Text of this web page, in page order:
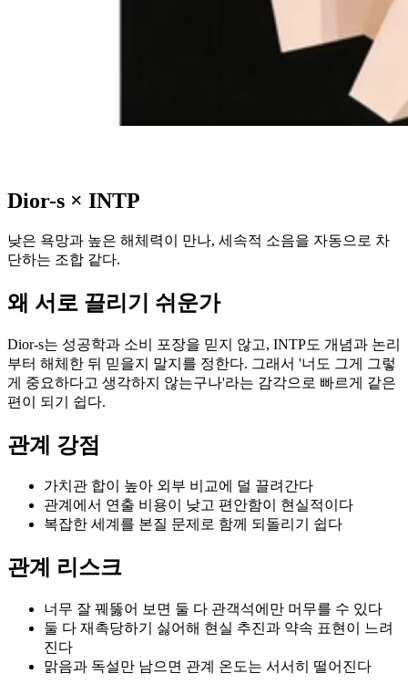
Dior-s × INTP
낮은 욕망과 높은 해체력이 만나, 세속적 소음을 자동으로 차
단하는 조합 같다.
왜 서로 끌리기 쉬운가
Dior-s는 성공학과 소비 포장을 믿지 않고, INTP도 개념과 논리
부터 해체한 뒤 믿을지 말지를 정한다. 그래서 '너도 그게 그렇
게 중요하다고 생각하지 않는구나'라는 감각으로 빠르게 같은
편이 되기 쉽다.
관계 강점
가치관 합이 높아 외부 비교에 덜 끌려간다
관계에서 연출 비용이 낮고 편안함이 현실적이다
복잡한 세계를 본질 문제로 함께 되돌리기 쉽다
관계 리스크
너무 잘 꿰뚫어 보면 둘 다 관객석에만 머무를 수 있다
둘 다 재촉당하기 싫어해 현실 추진과 약속 표현이 느려
진다
맑음과 독설만 남으면 관계 온도는 서서히 떨어진다